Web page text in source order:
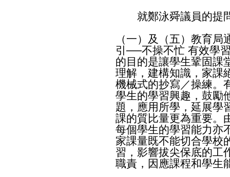
就鄭泳舜議員的提
（一）及（五）教育
引──不操不忙 有效學
的目的是讓學生鞏固課
理解，建構知識，家課
機械式的抄寫／操練。
學生的學習興趣，鼓勵
題，應用所學，延展學
課的質比量更為重要。
每個學生的學習能力亦
家課量既不能切合學校
習，影響拔尖保底的工
職責，因應課程和學生